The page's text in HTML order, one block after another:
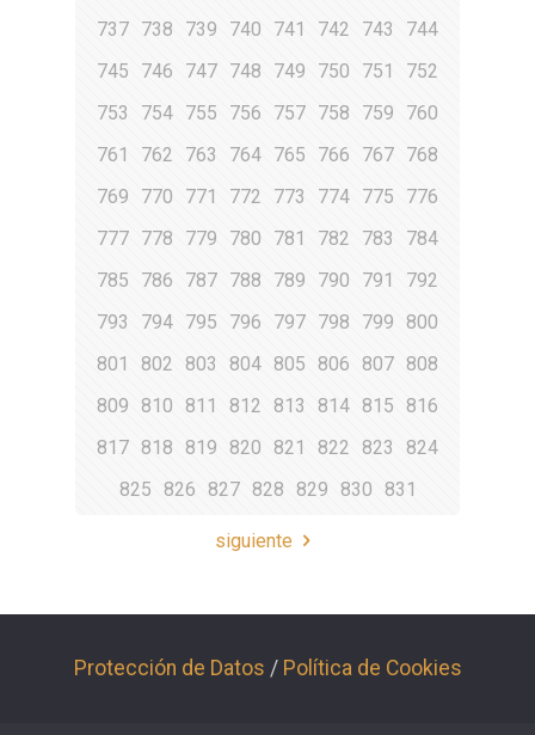
737 738 739 740 741 742 743
744
745
746 747 748 749 750 751
752
753
754 755 756 757 758 759
760
761
762 763 764 765 766 767 768
769
770 771 772 773 774 775
776
777 778 779 780 781 782 783
784
785
786 787 788 789 790 791
792
793
794 795 796 797 798 799
800
801
802 803 804 805 806 807 808
809
810 811 812 813 814 815
816
817 818 819 820 821 822 823
824
825
826 827 828 829 830 831
siguiente
Protección de Datos / Política de Cookies